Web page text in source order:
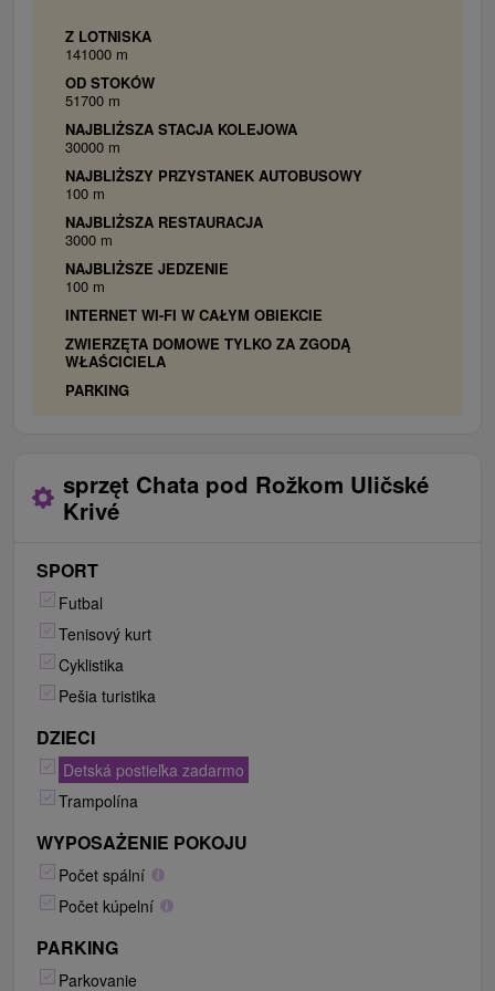
Z LOTNISKA
141000 m
OD STOKÓW
51700 m
NAJBLIŻSZA STACJA KOLEJOWA
30000 m
NAJBLIŻSZY PRZYSTANEK AUTOBUSOWY
100 m
NAJBLIŻSZA RESTAURACJA
3000 m
NAJBLIŻSZE JEDZENIE
100 m
INTERNET WI-FI W CAŁYM OBIEKCIE
ZWIERZĘTA DOMOWE TYLKO ZA ZGODĄ
WŁAŚCICIELA
PARKING
sprzęt Chata pod Rožkom Uličské
Krivé
SPORT
Futbal
Tenisový kurt
Cyklistika
Pešia turistika
DZIECI
Detská postieľka zadarmo
Trampolína
WYPOSAŻENIE POKOJU
Počet spální
Počet kúpelní
PARKING
Parkovanie